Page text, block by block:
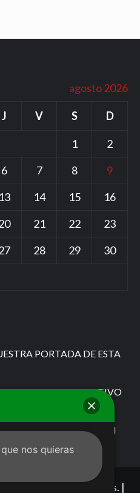
agosto 2026
J V S D
1
2
6 7 8
9
13 14 15
16
21 22
23
28 29
30
PORTADA DE ESTA
EL ROJO EL COLECTIVO
1
DE CHIAPAS EN
derechos reservados. |
nos quieras